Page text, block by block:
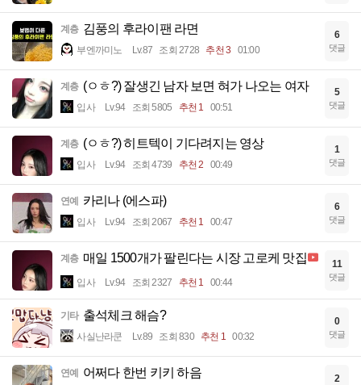
계층 김풍의 후라이팬 라면
부엔까미노 Lv.87 조회 2728 추천 3 01:00
6
댓글
계층 (ㅇㅎ?) 잘생긴 남자 보면 혀가 나오는 여자
입사 Lv.94 조회 5805 추천 1 00:51
5
댓글
계층 (ㅇㅎ?) 히트텍이 기다려지는 영상
입사 Lv.94 조회 4739 추천 2 00:49
1
댓글
연예 카리나 (에스파)
입사 Lv.94 조회 2067 추천 1 00:47
6
댓글
계층 매일 1500개가 팔린다는 시장 고로케 맛집
입사 Lv.94 조회 2327 추천 1 00:44
11
댓글
기타 출석체크 해슴?
사실난라쿤 Lv.89 조회 830 추천 1 00:32
0
댓글
연예 어쩌다 한번 키키 하음 2